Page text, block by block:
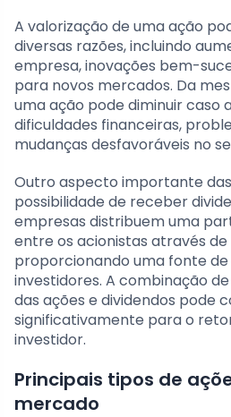
A valorização de uma ação
diversas razões, incluindo
empresa, inovações bem-
para novos mercados. Da
uma ação pode diminuir caso
dificuldades financeiras,
mudanças desfavoráveis no
Outro aspecto importante
possibilidade de receber
empresas distribuem uma
entre os acionistas através de
proporcionando uma fonte de
investidores. A combinação
das ações e dividendos pode
significativamente para o
investidor.
Principais tipos de
mercado